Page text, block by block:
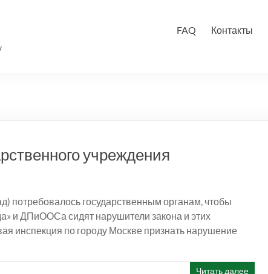
FAQ Контакты
учреждения
потребовалось государственным органам, чтобы
и ДПиООСа сидят нарушители закона и этих
инспекция по городу Москве признать нарушение
Читать далее